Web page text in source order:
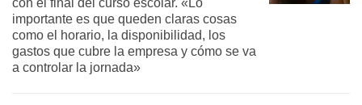
importante es que queden claras cosas
como el horario, la disponibilidad, los
gastos que cubre la empresa y cómo se va
a controlar la jornada»